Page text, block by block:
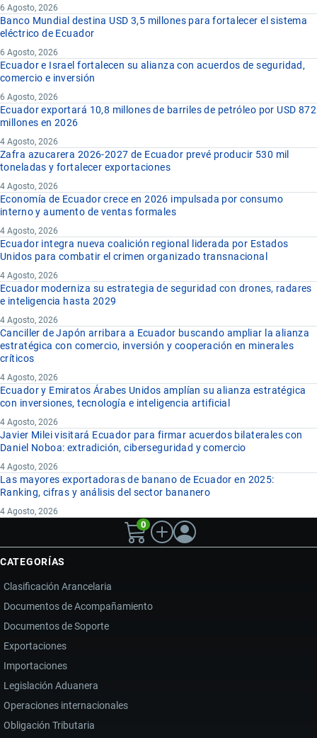
6 Agosto, 2026
Banco Mundial destina USD 3,5 millones para fortalecer el sistema
eléctrico de Ecuador
6 Agosto, 2026
Ecuador e Israel fortalecen su alianza con acuerdos de seguridad,
comercio e inversión
6 Agosto, 2026
Ecuador exportará 10,8 millones de barriles de petróleo por USD 872
millones en 2026
4 Agosto, 2026
Zafra azucarera 2026-2027 de Ecuador prevé producir 530 mil
toneladas y fortalecer exportaciones
4 Agosto, 2026
Economía de Ecuador crece en 2026 impulsada por consumo
interno y aumento de ventas formales
4 Agosto, 2026
Ecuador integra nueva coalición regional liderada por Estados
Unidos para combatir el crimen organizado transnacional
4 Agosto, 2026
Ecuador moderniza su estrategia de seguridad con drones, radares
e inteligencia hasta 2029
4 Agosto, 2026
Canciller de Japón arribara a Ecuador buscando ampliar la alianza
estratégica con comercio, inversión y cooperación en minerales
críticos
4 Agosto, 2026
Ecuador y Emiratos Árabes Unidos amplían su alianza estratégica
con inversiones, tecnología e inteligencia artificial
4 Agosto, 2026
Javier Milei visitará Ecuador para firmar acuerdos bilaterales con
Daniel Noboa: extradición, ciberseguridad y comercio
4 Agosto, 2026
Las mayores exportadoras de banano de Ecuador en 2025:
Ranking, cifras y análisis del sector bananero
4 Agosto, 2026
0
CATEGORÍAS
Clasificación Arancelaria
Documentos de Acompañamiento
Documentos de Soporte
Exportaciones
Importaciones
Legislación Aduanera
Operaciones internacionales
Obligación Tributaria